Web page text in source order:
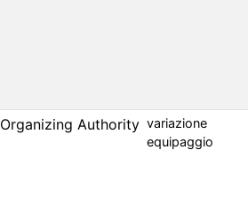
Organizing Authority variazione
equipaggio